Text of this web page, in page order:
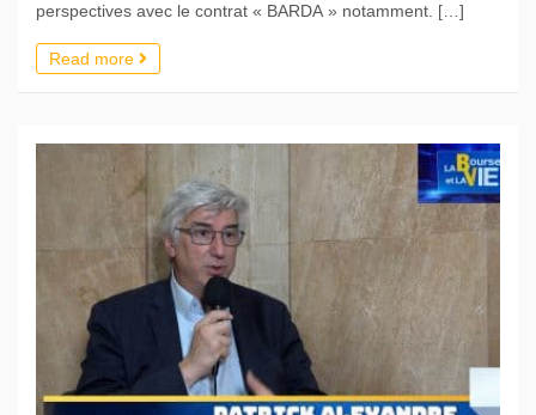
perspectives avec le contrat « BARDA » notamment. […]
Read more